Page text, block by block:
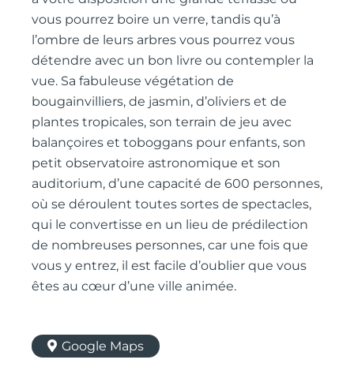
vous pourrez boire un verre, tandis qu’à
l’ombre de leurs arbres vous pourrez vous
détendre avec un bon livre ou contempler la
vue. Sa fabuleuse végétation de
bougainvilliers, de jasmin, d’oliviers et de
plantes tropicales, son terrain de jeu avec
balançoires et toboggans pour enfants, son
petit observatoire astronomique et son
auditorium, d’une capacité de 600 personnes,
où se déroulent toutes sortes de spectacles,
qui le convertisse en un lieu de prédilection
de nombreuses personnes, car une fois que
vous y entrez, il est facile d’oublier que vous
êtes au cœur d’une ville animée.
Google Maps